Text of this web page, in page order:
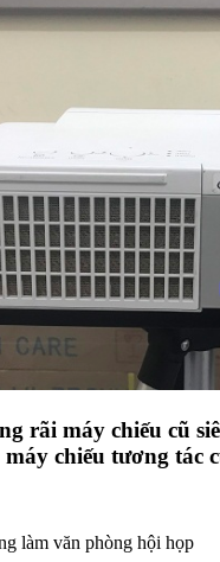
rãi máy chiếu cũ
máy chiếu tương tác
làm văn phòng hội họp